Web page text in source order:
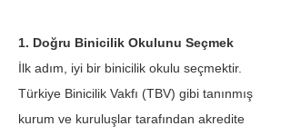
1. Doğru Binicilik Okulunu Seçmek
İlk adım, iyi bir binicilik okulu seçmektir.
Türkiye Binicilik Vakfı (TBV) gibi tanınmış
kurum ve kuruluşlar tarafından akredite